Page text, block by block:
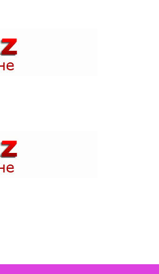
в магазинах вашего города и
в магазинах вашего города и